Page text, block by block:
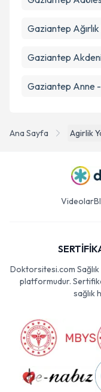
Ana Sayfa Agirlik
Gaziantep
Gaziantep
Gaziantep Anne
Videolar
Doktorsitesi.com Sağlık
platformudur.
sağlık